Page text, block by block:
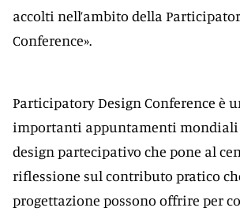
accolti nell’ambito della
Conference».
Participatory Design Conference è
importanti appuntamenti mondiali
design partecipativo che pone al
riflessione sul contributo pratico
progettazione possono offrire per